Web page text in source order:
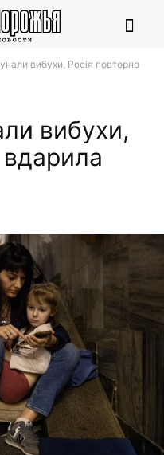
вибухи, Росія повторно
вибухи,
вдарила